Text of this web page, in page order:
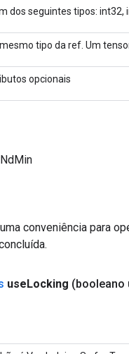
dos seguintes tipos:
tipo da ref. Um
opcionais
conveniência para
useLocking (booleano